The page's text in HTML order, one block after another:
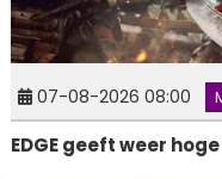
07-08-2026 08:00
EDGE geeft weer